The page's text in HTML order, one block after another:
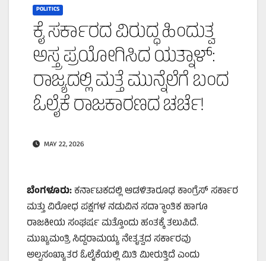
POLITICS
ಕೈ ಸರ್ಕಾರದ ವಿರುದ್ಧ ಹಿಂದುತ್ವ
ಅಸ್ತ್ರ ಪ್ರಯೋಗಿಸಿದ ಯತ್ನಾಳ್:
ರಾಜ್ಯದಲ್ಲಿ ಮತ್ತೆ ಮುನ್ನೆಲೆಗೆ ಬಂದ
ಓಲೈಕೆ ರಾಜಕಾರಣದ ಚರ್ಚೆ!
MAY 22, 2026
ಬೆಂಗಳೂರು:ಕರ್ನಾಟಕದಲ್ಲಿ ಆಡಳಿತಾರೂಢ ಕಾಂಗ್ರೆಸ್ ಸರ್ಕಾರ
ಮತ್ತು ವಿರೋಧ ಪಕ್ಷಗಳ ನಡುವಿನ ಸದ್ಧಾಾಂತಿಕ ಹಾಗೂ
ರಾಜಕೀಯ ಸಂಘರ್ಷ ಮತ್ತೊಂದು ಹಂತಕ್ಕೆ ತಲುಪಿದೆ.
ಮುಖ್ಯಮಂತ್ರಿ ಸಿದ್ದರಾಮಯ್ಯ ನೇತೃತ್ವದ ಸರ್ಕಾರವು
ಅಲ್ಪಸಂಖ್ಯಾತರ ಓಲೈಕೆಯಲ್ಲಿ ಮಿತಿ ಮೀರುತ್ತಿದೆ ಎಂದು